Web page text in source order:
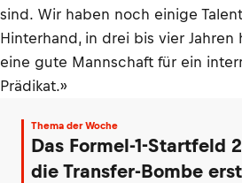
sind. Wir haben noch einige
Hinterhand, in drei bis vier
eine gute Mannschaft für ein
Prädikat.»
Thema der Woche
Das Formel-1-Startfeld
die Transfer-Bombe